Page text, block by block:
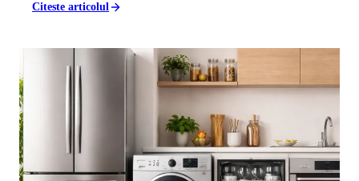
Citeste articolul